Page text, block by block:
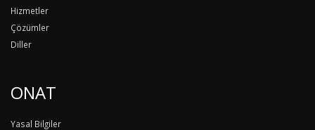
Hizmetler
Çözümler
Diller
ONAT
Yasal Bilgiler